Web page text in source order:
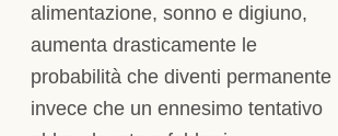
alimentazione, sonno e digiuno,
aumenta drasticamente le
probabilità che diventi permanente
invece che un ennesimo tentativo